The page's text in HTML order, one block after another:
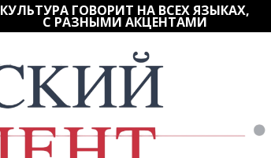
КУЛЬТУРА ГОВОРИТ НА ВСЕХ ЯЗЫКАХ,
С РАЗНЫМИ АКЦЕНТАМИ